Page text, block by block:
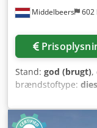
Middelbeers 602
Stand: god (brugt),
brændstoftype:
Modelår: 2006
Tomvægt: 1.720 kg